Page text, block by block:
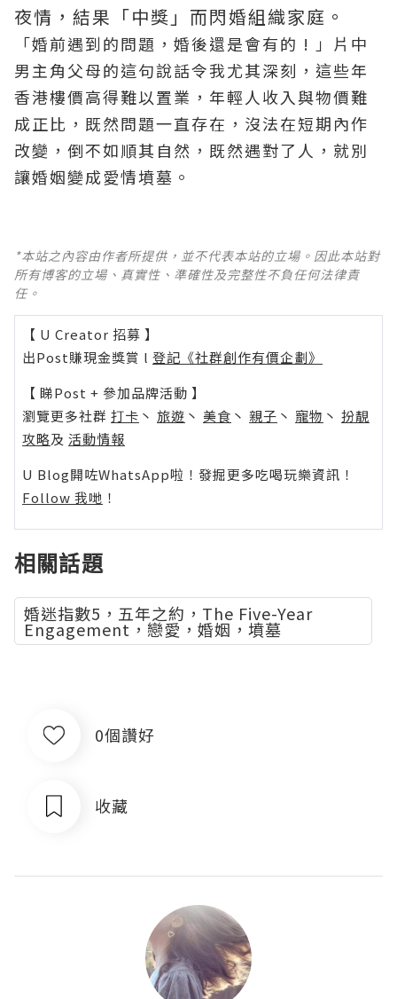
夜情，結果「中獎」而閃婚組織家庭。
「婚前遇到的問題，婚後還是會有的 ! 」片中
男主角父母的這句說話令我尤其深刻，這些年
香港樓價高得難以置業，年輕人收入與物價難
成正比，既然問題一直存在，沒法在短期內作
改變，倒不如順其自然，既然遇對了人，就別
讓婚姻變成愛情墳墓。
*本站之內容由作者所提供，並不代表本站的立場。因此本站對
所有博客的立場、真實性、準確性及完整性不負任何法律責
任。
【 U Creator 招募 】
出Post賺現金獎賞 l 登記《社群創作有價企劃》
【 睇Post + 參加品牌活動 】
瀏覽更多社群 打卡 丶 旅遊 丶 美食 丶 親子 丶 寵物 丶 扮靚
攻略及 活動情報
U Blog開咗WhatsApp啦！發掘更多吃喝玩樂資訊！
Follow 我哋 ！
相關話題
婚迷指數5，五年之約，The Five-Year
Engagement，戀愛，婚姻，墳墓
0個讚好
收藏